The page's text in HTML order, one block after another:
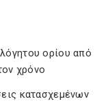
ορίου από
χρόνο
κατασχεμένων